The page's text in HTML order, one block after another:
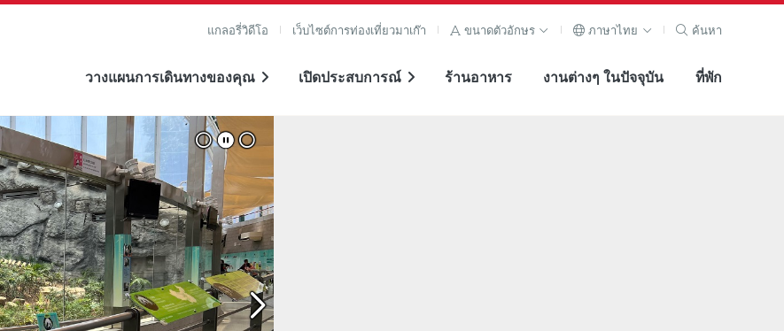
แกลอรี่วิดีโอ เว็บไซต์การท่องเที่ยวมาเก๊า ขนาดตัวอักษร ภาษาไทย ค้นหา
วางแผนการเดินทางของคุณ เปิดประสบการณ์ ร้านอาหาร งานต่างๆ ในปัจจุบัน ที่พัก